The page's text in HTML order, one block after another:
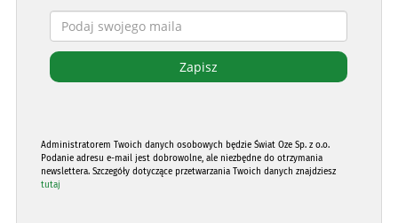
Administratorem Twoich danych osobowych będzie Świat Oze Sp. z o.o.
Podanie adresu e-mail jest dobrowolne, ale niezbędne do otrzymania
newslettera. Szczegóły dotyczące przetwarzania Twoich danych znajdziesz
tutaj